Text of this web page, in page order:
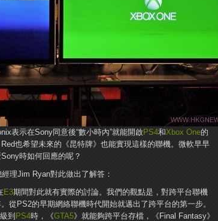
表示在Sony同意後“數小時內”就能開啟PS4和Xbox One的
也希望未來的《昆特牌》也能實現這樣的聯機。微軟早早
時如何回應的呢？
理Jim Ryan對此做出了解答：
E3期間對此就有實際的討論。我們的觀點是，對跨平台聯機
從PS2的早期網絡聯機時代開始就邁出了跨平台的第一步。
到 PS4時，《GTA5》就能夠跨平台存檔，《Final Fantasy》